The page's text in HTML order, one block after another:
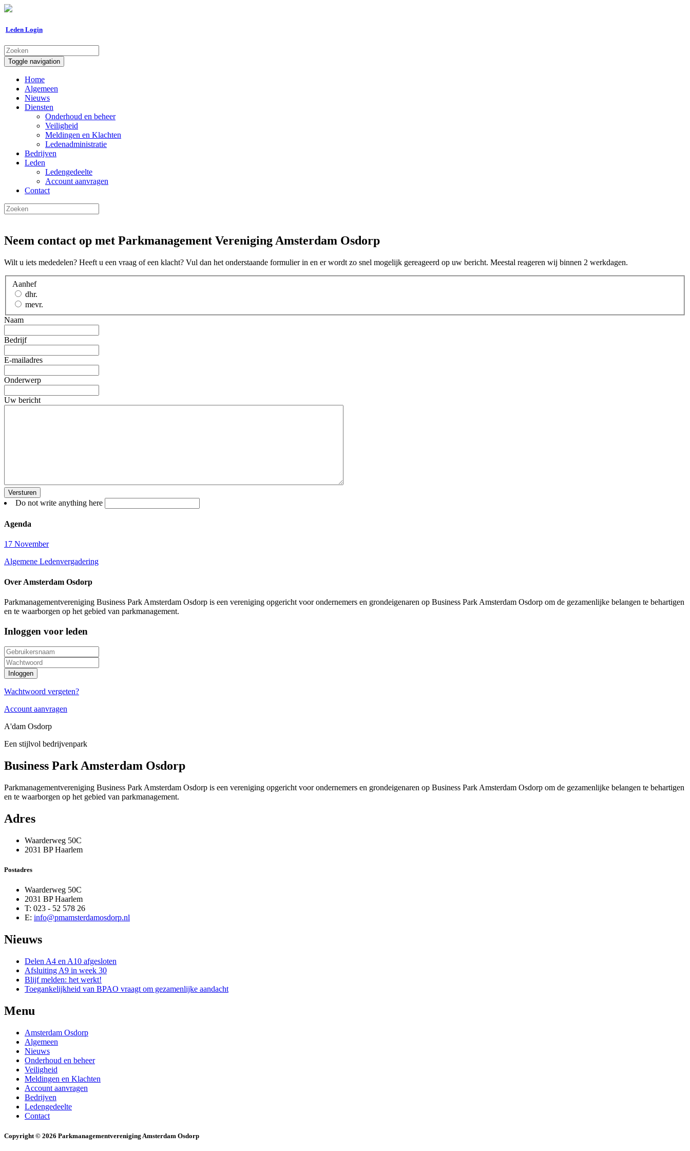
Leden Login
Toggle navigation
Home
Algemeen
Nieuws
Diensten
Onderhoud en beheer
Veiligheid
Meldingen en Klachten
Ledenadministratie
Bedrijven
Leden
Ledengedeelte
Account aanvragen
Contact
Neem contact op met Parkmanagement Vereniging Amsterdam Osdorp
Wilt u iets mededelen? Heeft u een vraag of een klacht? Vul dan het onderstaande formulier in en er wordt zo snel mogelijk gereageerd op uw bericht. Meestal reageren wij binnen 2 werkdagen.
Aanhef
dhr.
mevr.
Naam
Bedrijf
E-mailadres
Onderwerp
Uw bericht
Do not write anything here
Agenda
17 November
Algemene Ledenvergadering
Over Amsterdam Osdorp
Parkmanagementvereniging Business Park Amsterdam Osdorp is een vereniging opgericht voor ondernemers en grondeigenaren op Business Park Amsterdam Osdorp om de gezamenlijke belangen te behartigen
en te waarborgen op het gebied van parkmanagement.
Inloggen voor leden
Wachtwoord vergeten?
Account aanvragen
A'dam Osdorp
Een stijlvol bedrijvenpark
Business Park Amsterdam Osdorp
Parkmanagementvereniging Business Park Amsterdam Osdorp is een vereniging opgericht voor ondernemers en grondeigenaren op Business Park Amsterdam Osdorp om de gezamenlijke belangen te behartigen
en te waarborgen op het gebied van parkmanagement.
Adres
Waarderweg 50C
2031 BP Haarlem
Postadres
Waarderweg 50C
2031 BP Haarlem
T: 023 - 52 578 26
E: info@pmamsterdamosdorp.nl
Nieuws
Delen A4 en A10 afgesloten
Afsluiting A9 in week 30
Blijf melden: het werkt!
Toegankelijkheid van BPAO vraagt om gezamenlijke aandacht
Menu
Amsterdam Osdorp
Algemeen
Nieuws
Onderhoud en beheer
Veiligheid
Meldingen en Klachten
Account aanvragen
Bedrijven
Ledengedeelte
Contact
Copyright © 2026 Parkmanagementvereniging Amsterdam Osdorp